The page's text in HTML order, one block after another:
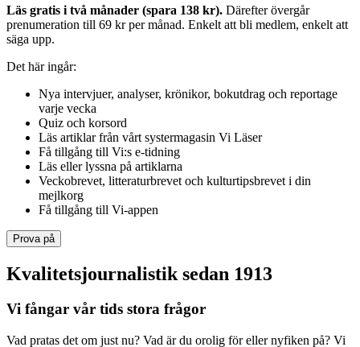
Läs gratis i två månader (spara 138 kr). Därefter övergår
prenumeration till 69 kr per månad. Enkelt att bli medlem, enkelt att
säga upp.
Det här ingår:
Nya intervjuer, analyser, krönikor, bokutdrag och reportage
varje vecka
Quiz och korsord
Läs artiklar från vårt systermagasin Vi Läser
Få tillgång till Vi:s e-tidning
Läs eller lyssna på artiklarna
Veckobrevet, litteraturbrevet och kulturtipsbrevet i din
mejlkorg
Få tillgång till Vi-appen
Prova på
Kvalitetsjournalistik sedan 1913
Vi fångar vår tids stora frågor
Vad pratas det om just nu? Vad är du orolig för eller nyfiken på? Vi